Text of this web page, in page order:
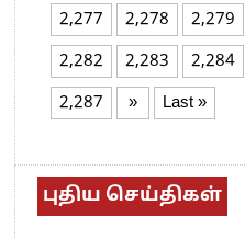
2,277
2,278 2,279
2,282
2,283 2,284
2,287
» Last »
புதிய செய்திகள்